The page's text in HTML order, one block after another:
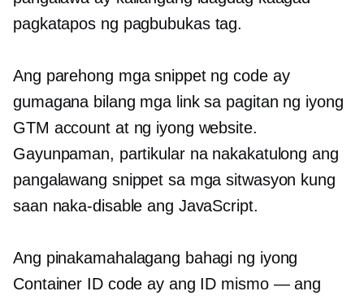
pagkatapos ng pagbubukas tag.
Ang parehong mga snippet ng code ay
gumagana bilang mga link sa pagitan ng iyong
GTM account at ng iyong website.
Gayunpaman, partikular na nakakatulong ang
pangalawang snippet sa mga sitwasyon kung
saan naka-disable ang JavaScript.
Ang pinakamahalagang bahagi ng iyong
Container ID code ay ang ID mismo — ang